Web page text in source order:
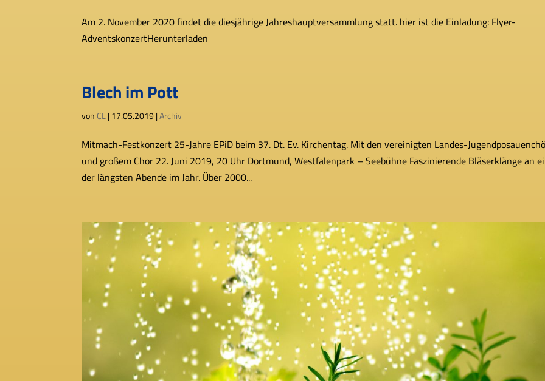
Am 2. November 2020 fin­det die dies­jäh­rige Jahreshauptversammlung statt. hier ist die Einladung: Flyer-
AdventskonzertHerunterladen
Blech im Pott
von CL|17.05.2019|Archiv
Mitmach-Festkonzert 25-Jahre EPiD beim 37. Dt. Ev. Kirchentag. Mit den ver­ei­nig­ten Landes-
und gro­ßem Chor 22. Juni 2019, 20 Uhr Dortmund, Westfalenpark – Seebühne Faszinierende Bläserklänge an
der längs­ten Abende im Jahr. Über 2000...